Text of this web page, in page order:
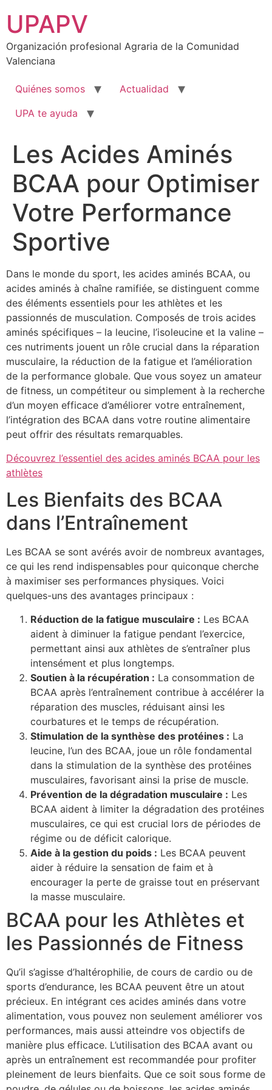
contenido
UPAPV
Organización profesional Agraria de la Comunidad
Valenciana
Quiénes somos
Actualidad
UPA te ayuda
Les Acides Aminés
BCAA pour Optimiser
Votre Performance
Sportive
Dans le monde du sport, les acides aminés BCAA, ou
acides aminés à chaîne ramifiée, se distinguent comme
des éléments essentiels pour les athlètes et les
passionnés de musculation. Composés de trois acides
aminés spécifiques – la leucine, l’isoleucine et la valine –
ces nutriments jouent un rôle crucial dans la réparation
musculaire, la réduction de la fatigue et l’amélioration
de la performance globale. Que vous soyez un amateur
de fitness, un compétiteur ou simplement à la recherche
d’un moyen efficace d’améliorer votre entraînement,
l’intégration des BCAA dans votre routine alimentaire
peut offrir des résultats remarquables.
Découvrez l’essentiel des acides aminés BCAA pour les
athlètes
Les Bienfaits des BCAA
dans l’Entraînement
Les BCAA se sont avérés avoir de nombreux avantages,
ce qui les rend indispensables pour quiconque cherche
à maximiser ses performances physiques. Voici
quelques-uns des avantages principaux :
Réduction de la fatigue musculaire : Les BCAA
aident à diminuer la fatigue pendant l’exercice,
permettant ainsi aux athlètes de s’entraîner plus
intensément et plus longtemps.
Soutien à la récupération : La consommation de
BCAA après l’entraînement contribue à accélérer la
réparation des muscles, réduisant ainsi les
courbatures et le temps de récupération.
Stimulation de la synthèse des protéines : La
leucine, l’un des BCAA, joue un rôle fondamental
dans la stimulation de la synthèse des protéines
musculaires, favorisant ainsi la prise de muscle.
Prévention de la dégradation musculaire : Les
BCAA aident à limiter la dégradation des protéines
musculaires, ce qui est crucial lors de périodes de
régime ou de déficit calorique.
Aide à la gestion du poids : Les BCAA peuvent
aider à réduire la sensation de faim et à
encourager la perte de graisse tout en préservant
la masse musculaire.
BCAA pour les Athlètes et
les Passionnés de Fitness
Qu’il s’agisse d’haltérophilie, de cours de cardio ou de
sports d’endurance, les BCAA peuvent être un atout
précieux. En intégrant ces acides aminés dans votre
alimentation, vous pouvez non seulement améliorer vos
performances, mais aussi atteindre vos objectifs de
manière plus efficace. L’utilisation des BCAA avant ou
après un entraînement est recommandée pour profiter
pleinement de leurs bienfaits. Que ce soit sous forme de